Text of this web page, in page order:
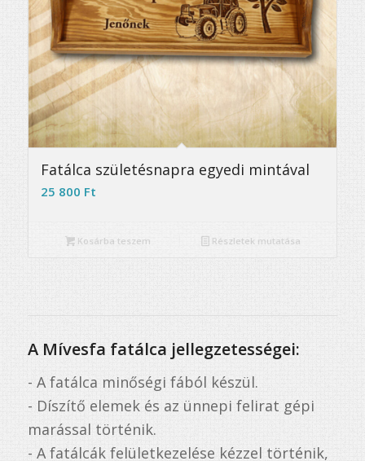
5.00
Fatálca születésnapra egyedi mintával
25 800 Ft
Kosárba teszem Részletek mutatása
A Mívesfa fatálca jellegzetességei:
- A fatálca minőségi fából készül.
- Díszítő elemek és az ünnepi felirat gépi
marással történik.
- A fatálcák felületkezelése kézzel történik,